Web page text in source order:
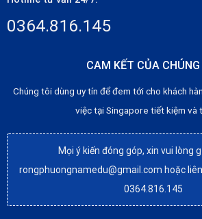
0364.816.145
CAM KẾT CỦA CHÚNG
Chúng tôi dùng uy tín để đem tới cho khách
việc tại Singapore tiết kiệm và
Mọi ý kiến đóng góp, xin vui lòng
rongphuongnamedu@gmail.com hoặc
0364.816.145